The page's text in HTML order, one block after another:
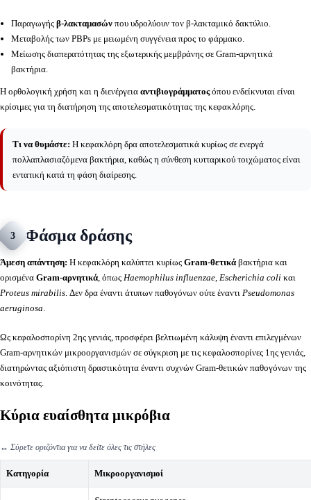
Παραγωγής β-λακταμασώνπου υδρολύουν τον β-λακταμικό δακτύλιο.
Μεταβολής των PBPs με μειωμένη συγγένεια προς το φάρμακο.
Μείωσης διαπερατότητας της εξωτερικής μεμβράνης σε Gram-αρνητικά
βακτήρια.
Η ορθολογική χρήση και η διενέργεια αντιβιογράμματοςόπου ενδείκνυται είναι
κρίσιμες για τη διατήρηση της αποτελεσματικότητας της κεφακλόρης.
Τι να θυμάστε: Η κεφακλόρη δρα αποτελεσματικά κυρίως σε ενεργά
πολλαπλασιαζόμενα βακτήρια, καθώς η σύνθεση κυτταρικού τοιχώματος είναι
εντατική κατά τη φάση διαίρεσης.
3 Φάσμα δράσης
Άμεση απάντηση: Η κεφακλόρη καλύπτει κυρίως Gram-θετικά βακτήρια και
ορισμένα Gram-αρνητικά, όπως Haemophilus influenzae, Escherichia coli και
Proteus mirabilis. Δεν δρα έναντι άτυπων παθογόνων ούτε έναντι Pseudomonas
aeruginosa.
Ως κεφαλοσπορίνη 2ης γενιάς, προσφέρει βελτιωμένη κάλυψη έναντι επιλεγμένων
Gram-αρνητικών μικροοργανισμών σε σύγκριση με τις κεφαλοσπορίνες 1ης γενιάς,
διατηρώντας αξιόπιστη δραστικότητα έναντι συχνών Gram-θετικών παθογόνων της
κοινότητας.
Κύρια ευαίσθητα μικρόβια
↔️ Σύρετε οριζόντια για να δείτε όλες τις στήλες
Κατηγορία Μικροοργανισμοί